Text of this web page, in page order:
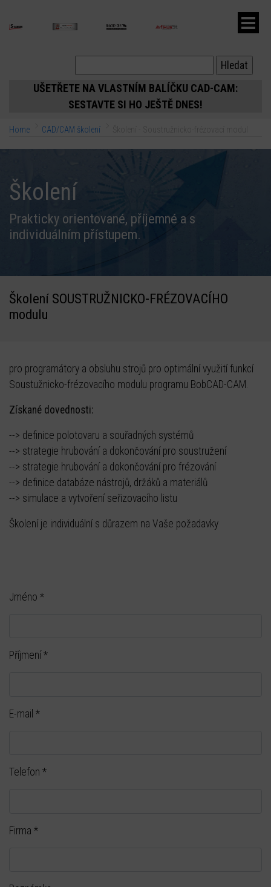
UŠETŘETE NA VLASTNÍM BALÍČKU CAD-CAM:
SESTAVTE SI HO JEŠTĚ DNES!
Home CAD/CAM školení
Školení
Prakticky orientované, příjemné a s
individuálním přístupem.
Školení SOUSTRUŽNICKO-FRÉZOVACÍHO
modulu
pro programátory a obsluhu strojů pro optimální využití funkcí
Soustužnicko-frézovacího modulu programu BobCAD-CAM.
Získané dovednosti:
--> definice polotovaru a souřadných systémů
--> strategie hrubování a dokončování pro soustružení
--> strategie hrubování a dokončování pro frézování
--> definice databáze nástrojů, držáků a materiálů
--> simulace a vytvoření seřizovacího listu
Školení je individuální s důrazem na Vaše požadavky
Jméno *
Příjmení *
E-mail *
Telefon *
Firma *